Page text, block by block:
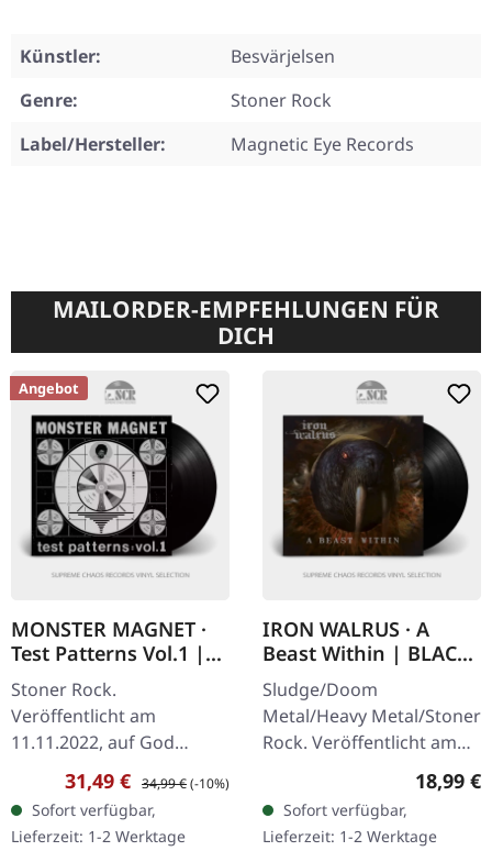
Künstler:
Besvärjelsen
Genre:
Stoner Rock
Label/Hersteller:
Magnetic Eye Records
MAILORDER-EMPFEHLUNGEN FÜR
DICH
Angebot
MONSTER MAGNET ·
Test Patterns Vol.1 |
BLACK LP
Stoner Rock.
Veröffentlicht am
11.11.2022, auf God
Unknown Records.
Schwarzes Vinyl. Monster
Magnet liefern mit „Test
Patterns Vol.1" eine…
Verkaufspreis:
31,49 € Regulärer Preis:
34,99 €(-10%)
Sofort verfügbar,
Lieferzeit: 1-2 Werktage
IRON WALRUS · A
Beast Within | BLACK
LP
Sludge/Doom
Metal/Heavy Metal/Stoner
Rock. Veröffentlicht am
15.12.2017, auf Redfield
Records. Schwarzes Vinyl
mit Download-Code.
Manche Platten…
18,99 €
Sofort verfügbar,
Lieferzeit: 1-2 Werktage